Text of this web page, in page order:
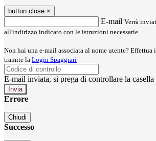
button close ×
E-mail Verrà
all'indirizzo indicato con le istruzioni necessarie.
Non hai una e-mail associata al nome utente? Effettua
tramite la Login Spaggiari
E-mail inviata, si prega di controllare la
Errore
Chiudi
Successo